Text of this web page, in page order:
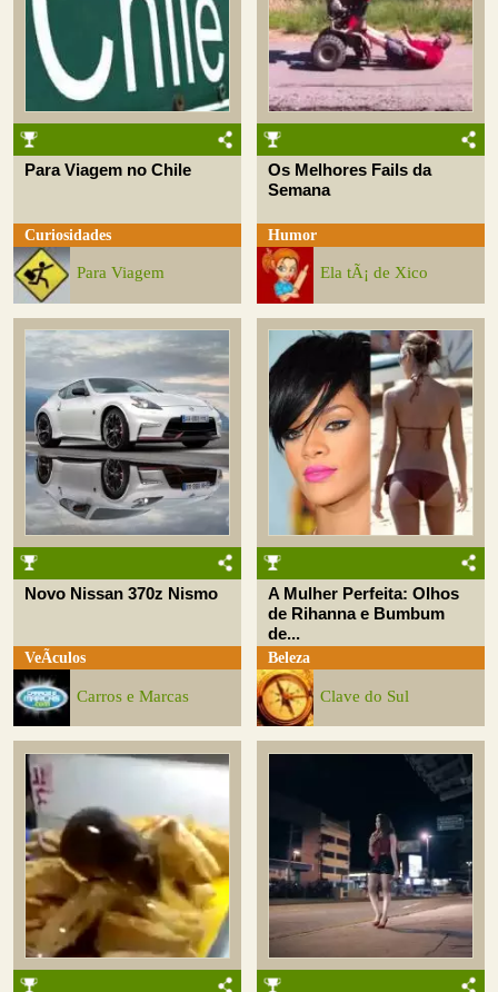
Para Viagem no Chile
Curiosidades
Para Viagem
Os Melhores Fails da
Semana
Humor
Ela tÃ¡ de Xico
Novo Nissan 370z Nismo
VeÃ­culos
Carros e Marcas
A Mulher Perfeita: Olhos
de Rihanna e Bumbum
de...
Beleza
Clave do Sul